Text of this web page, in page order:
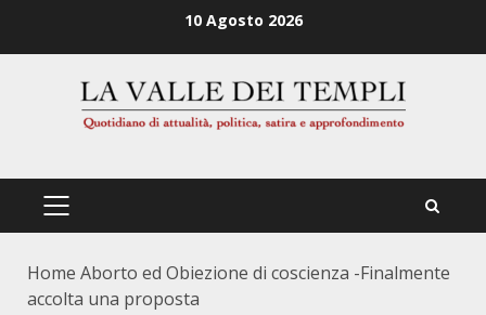
10 Agosto 2026
PRIMÄRES
Home Aborto ed Obiezione di coscienza -Finalmente
accolta una proposta